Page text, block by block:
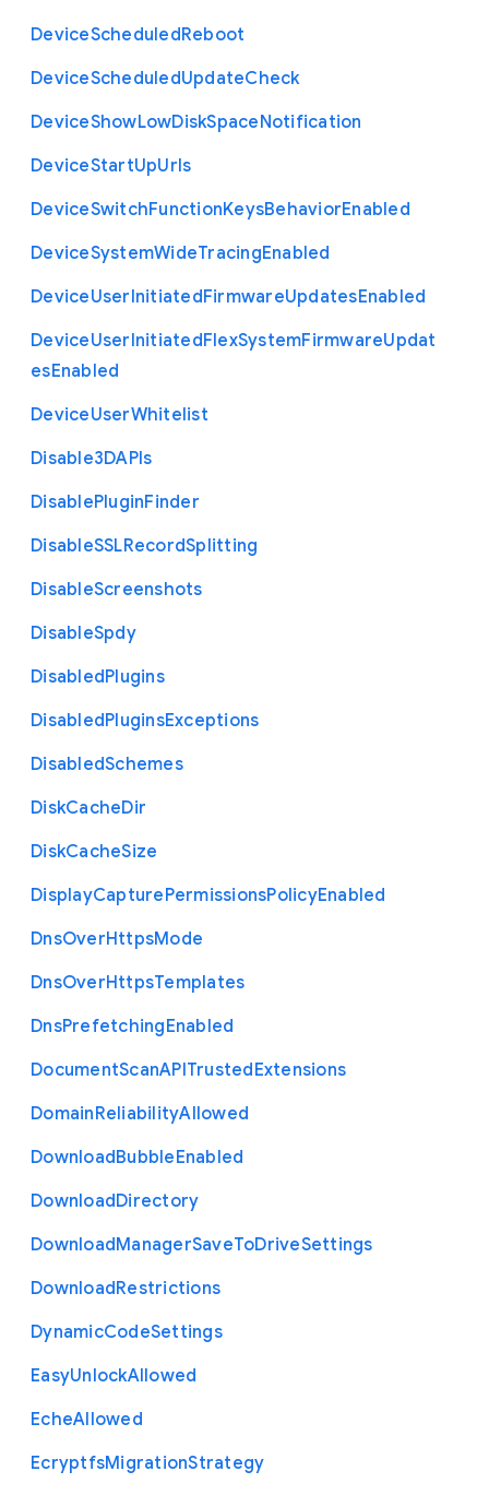
DeviceScheduledReboot
DeviceScheduledUpdateCheck
DeviceShowLowDiskSpaceNotification
DeviceStartUpUrls
DeviceSwitchFunctionKeysBehaviorEnabled
DeviceSystemWideTracingEnabled
DeviceUserInitiatedFirmwareUpdatesEnabled
DeviceUserInitiatedFlexSystemFirmwareUpdat
esEnabled
DeviceUserWhitelist
Disable3DAPIs
DisablePluginFinder
DisableSSLRecordSplitting
DisableScreenshots
DisableSpdy
DisabledPlugins
DisabledPluginsExceptions
DisabledSchemes
DiskCacheDir
DiskCacheSize
DisplayCapturePermissionsPolicyEnabled
DnsOverHttpsMode
DnsOverHttpsTemplates
DnsPrefetchingEnabled
DocumentScanAPITrustedExtensions
DomainReliabilityAllowed
DownloadBubbleEnabled
DownloadDirectory
DownloadManagerSaveToDriveSettings
DownloadRestrictions
DynamicCodeSettings
EasyUnlockAllowed
EcheAllowed
EcryptfsMigrationStrategy